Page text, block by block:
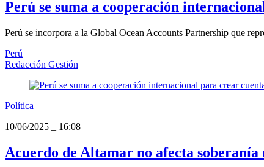
Perú se suma a cooperación
Perú se incorpora a la Global Ocean Accounts Partnership que
Perú
Redacción Gestión
Política
10/06/2025
16:08
Acuerdo de Altamar no afecta